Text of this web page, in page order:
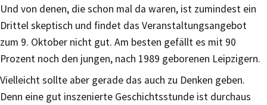
Und von denen, die schon mal da waren, ist zumindest ein
Drittel skeptisch und findet das Veranstaltungsangebot
zum 9. Oktober nicht gut. Am besten gefällt es mit 90
Prozent noch den jungen, nach 1989 geborenen Leipzigern.
Vielleicht sollte aber gerade das auch zu Denken geben.
Denn eine gut inszenierte Geschichtsstunde ist durchaus